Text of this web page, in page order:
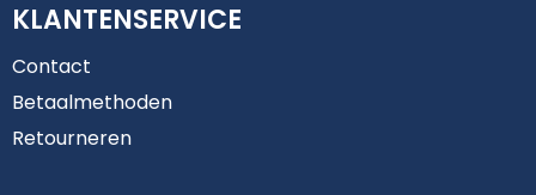
KLANTENSERVICE
Contact
Betaalmethoden
Retourneren